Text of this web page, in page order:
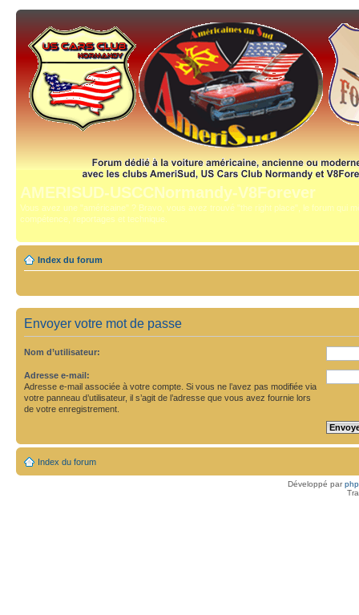
AMERISUD-USCCNormandy-V8Forever
Vous avez une "américaine" ? Bravo, vous avez trouvé "the right place", le forum qui
compétence, reportages et technique.
Index du forum
Envoyer votre mot de passe
Nom d’utilisateur:
Adresse e-mail:
Adresse e-mail associée à votre compte. Si vous ne l’avez pas modifiée via
votre panneau d’utilisateur, il s’agit de l’adresse que vous avez fournie lors
de votre enregistrement.
Index du forum
Développé par